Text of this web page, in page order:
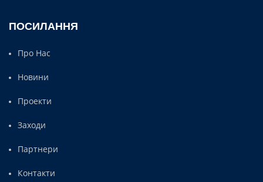
ПОСИЛАННЯ
Про Нас
Новини
Проекти
Заходи
Партнери
Контакти